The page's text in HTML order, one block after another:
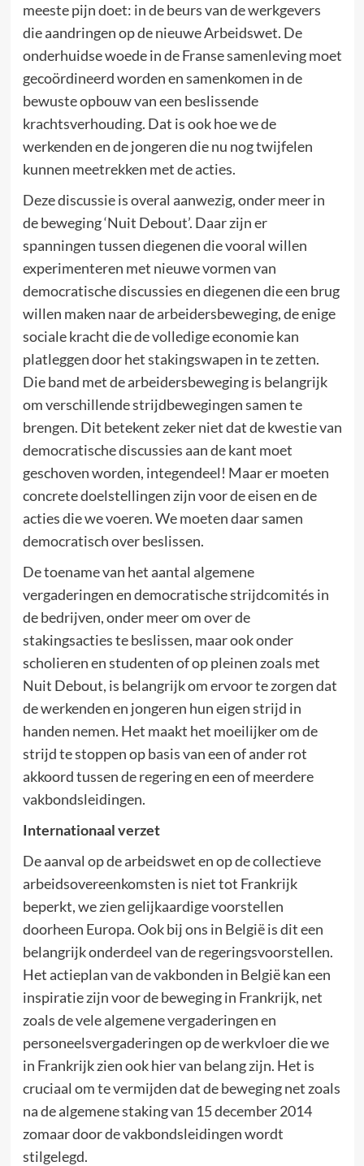
meeste pijn doet: in de beurs van de werkgevers
die aandringen op de nieuwe Arbeidswet. De
onderhuidse woede in de Franse samenleving moet
gecoördineerd worden en samenkomen in de
bewuste opbouw van een beslissende
krachtsverhouding. Dat is ook hoe we de
werkenden en de jongeren die nu nog twijfelen
kunnen meetrekken met de acties.
Deze discussie is overal aanwezig, onder meer in
de beweging ‘Nuit Debout’. Daar zijn er
spanningen tussen diegenen die vooral willen
experimenteren met nieuwe vormen van
democratische discussies en diegenen die een brug
willen maken naar de arbeidersbeweging, de enige
sociale kracht die de volledige economie kan
platleggen door het stakingswapen in te zetten.
Die band met de arbeidersbeweging is belangrijk
om verschillende strijdbewegingen samen te
brengen. Dit betekent zeker niet dat de kwestie van
democratische discussies aan de kant moet
geschoven worden, integendeel! Maar er moeten
concrete doelstellingen zijn voor de eisen en de
acties die we voeren. We moeten daar samen
democratisch over beslissen.
De toename van het aantal algemene
vergaderingen en democratische strijdcomités in
de bedrijven, onder meer om over de
stakingsacties te beslissen, maar ook onder
scholieren en studenten of op pleinen zoals met
Nuit Debout, is belangrijk om ervoor te zorgen dat
de werkenden en jongeren hun eigen strijd in
handen nemen. Het maakt het moeilijker om de
strijd te stoppen op basis van een of ander rot
akkoord tussen de regering en een of meerdere
vakbondsleidingen.
Internationaal verzet
De aanval op de arbeidswet en op de collectieve
arbeidsovereenkomsten is niet tot Frankrijk
beperkt, we zien gelijkaardige voorstellen
doorheen Europa. Ook bij ons in België is dit een
belangrijk onderdeel van de regeringsvoorstellen.
Het actieplan van de vakbonden in België kan een
inspiratie zijn voor de beweging in Frankrijk, net
zoals de vele algemene vergaderingen en
personeelsvergaderingen op de werkvloer die we
in Frankrijk zien ook hier van belang zijn. Het is
cruciaal om te vermijden dat de beweging net zoals
na de algemene staking van 15 december 2014
zomaar door de vakbondsleidingen wordt
stilgelegd.